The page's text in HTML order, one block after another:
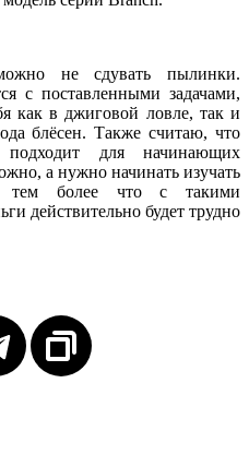
не сдувать пылинки.
с поставленными задачами,
как в джиговой ловле, так и
блёсен. Также считаю, что
для начинающих
а нужно начинать изучать
тем более что с такими
действительно будет трудно